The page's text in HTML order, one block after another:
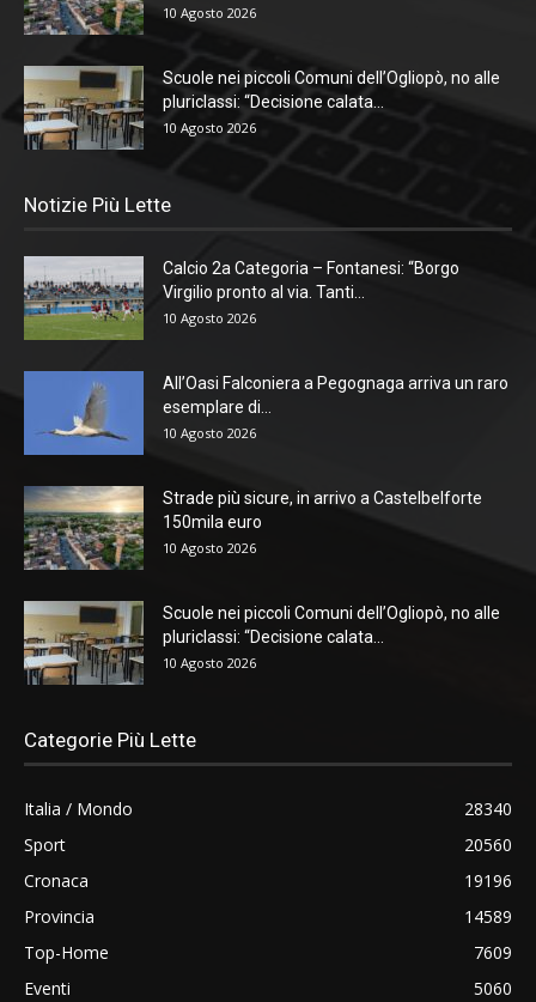
10 Agosto 2026
Scuole nei piccoli Comuni dell’Ogliopò, no alle
pluriclassi: “Decisione calata...
10 Agosto 2026
Notizie Più Lette
Calcio 2a Categoria – Fontanesi: “Borgo
Virgilio pronto al via. Tanti...
10 Agosto 2026
All’Oasi Falconiera a Pegognaga arriva un raro
esemplare di...
10 Agosto 2026
Strade più sicure, in arrivo a Castelbelforte
150mila euro
10 Agosto 2026
Scuole nei piccoli Comuni dell’Ogliopò, no alle
pluriclassi: “Decisione calata...
10 Agosto 2026
Categorie Più Lette
Italia / Mondo
28340
Sport
20560
Cronaca
19196
Provincia
14589
Top-Home
7609
Eventi
5060